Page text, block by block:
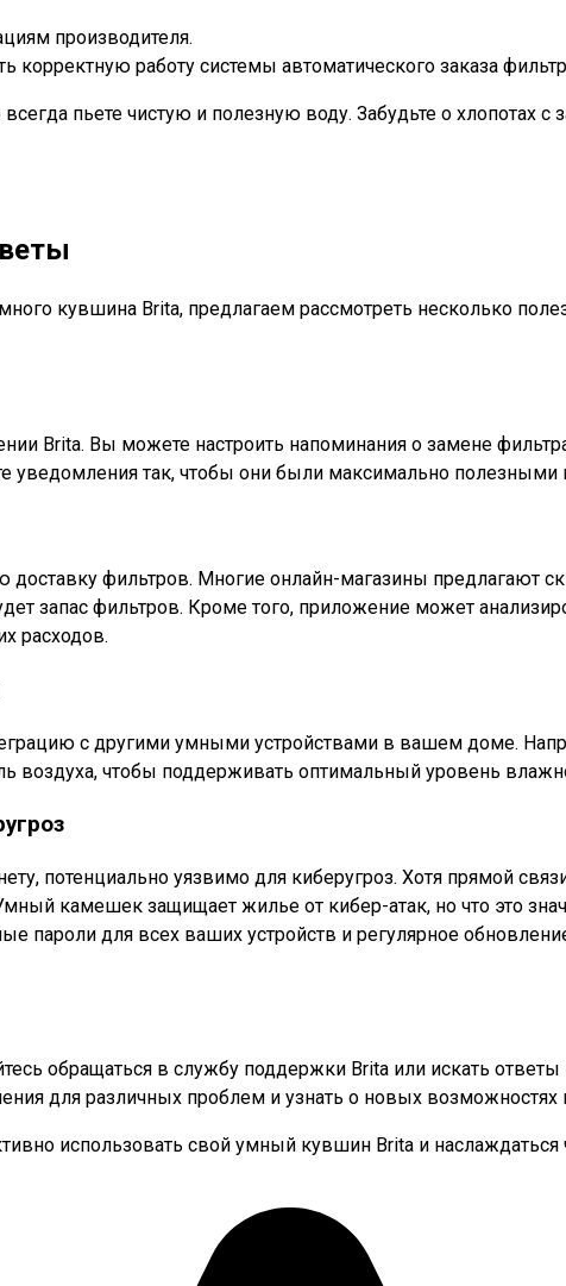
производителя.
корректную работу системы автоматического заказа
пьете чистую и полезную воду. Забудьте о хлопотах с
кувшина Brita, предлагаем рассмотреть несколько
Brita. Вы можете настроить напоминания о замене
уведомления так, чтобы они были максимально полезными
доставку фильтров. Многие онлайн-магазины предлагают
запас фильтров. Кроме того, приложение может
расходов.
с другими умными устройствами в вашем доме.
воздуха, чтобы поддерживать оптимальный уровень
потенциально уязвимо для киберугроз. Хотя прямой
камешек защищает жилье от кибер-атак, но что это
пароли для всех ваших устройств и регулярное
обращаться в службу поддержки Brita или искать
для различных проблем и узнать о новых
использовать свой умный кувшин Brita и наслаждаться